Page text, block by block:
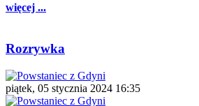
więcej ...
Rozrywka
piątek, 05 stycznia 2024 16:35